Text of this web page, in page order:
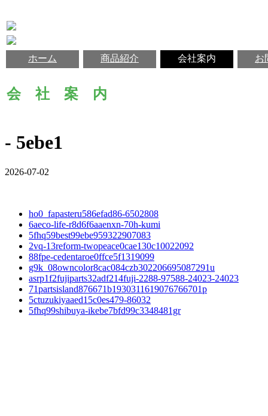
ホーム 商品紹介 会社案内 お
会 社 案 内
- 5ebe1
2026-07-02
ho0_fapasteru586efad86-6502808
6aeco-life-r8d6f6aaenxn-70h-kumi
5fhq59best99ebe959322907083
2vq-13reform-twopeace0cae130c10022092
88fpe-cedentaroe0ffce5f1319099
g9k_08owncolor8cac084czb302206695087291u
asrp1f2fujiparts32adf214fuji-2288-97588-24023-24023
71partsisland876671b1930311619076766701p
5ctuzukiyaaed15c0es479-86032
5fhq99shibuya-ikebe7bfd99c3348481gr